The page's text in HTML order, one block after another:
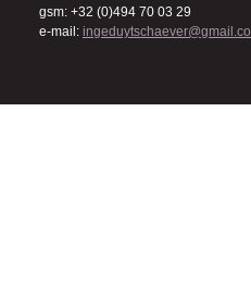
gsm: +32 (0)494 70 03 29
e-mail: